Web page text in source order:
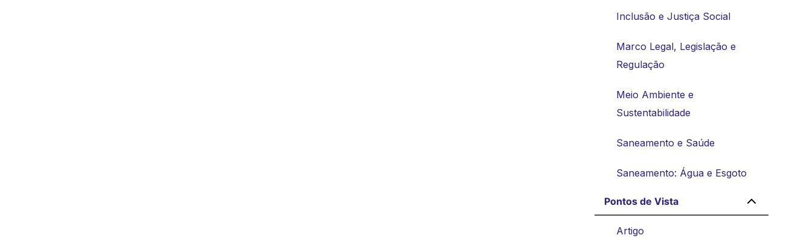
Inclusão e Justiça Social
Marco Legal, Legislação e
Regulação
Meio Ambiente e
Sustentabilidade
Saneamento e Saúde
Saneamento: Água e Esgoto
Pontos de Vista
Artigo